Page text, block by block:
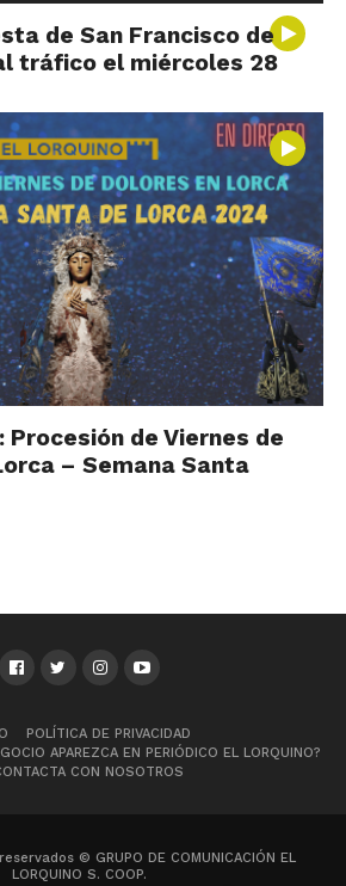
de San Francisco de
tráfico el miércoles 28
Procesión de Viernes de
– Semana Santa
POLÍTICA DE PRIVACIDAD
APAREZCA EN PERIÓDICO EL LORQUINO?
CON NOSOTROS
© GRUPO DE COMUNICACIÓN EL
LORQUINO S. COOP.